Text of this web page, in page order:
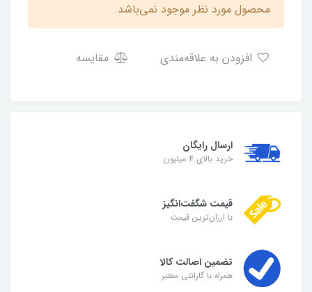
محصول مورد نظر موجود نمی‌باشد.
مقایسه
ارسال رایگان
خرید بالای 4 میلیون
قیمت شگفت‌انگیز
با ارزان‌ترین قیمت
تضمین اصالت کالا
همراه با گارانتی معتبر